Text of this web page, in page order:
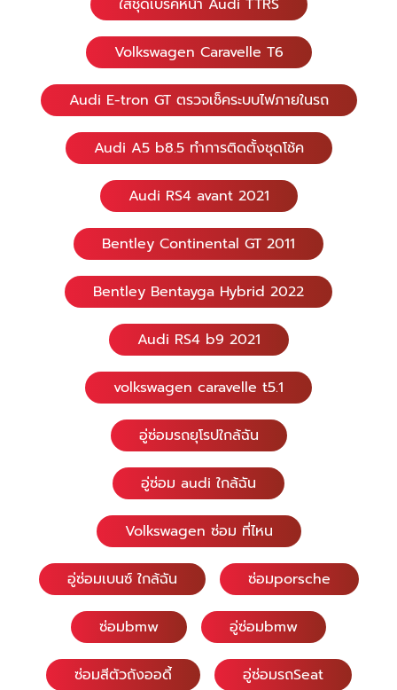
ใส่ชุดเบรคหน้า Audi TTRS
Volkswagen Caravelle T6
Audi E-tron GT ตรวจเช็คระบบไฟภายในรถ
Audi A5 b8.5 ทำการติดตั้งชุดโช้ค
Audi RS4 avant 2021
Bentley Continental GT 2011
Bentley Bentayga Hybrid 2022
Audi RS4 b9 2021
volkswagen caravelle t5.1
อู่ซ่อมรถยุโรปใกล้ฉัน
อู่ซ่อม audi ใกล้ฉัน
Volkswagen ซ่อม ที่ไหน
อู่ซ่อมเบนซ์ ใกล้ฉัน ซ่อมporsche
ซ่อมbmw อู่ซ่อมbmw
ซ่อมสีตัวถังออดี้ อู่ซ่อมรถSeat